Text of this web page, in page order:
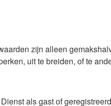
zijn alleen
uit te breiden, of te
als gast of